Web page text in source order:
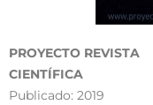
PROYECTO REVISTA
CIENTÍFICA
Publicado: 2019